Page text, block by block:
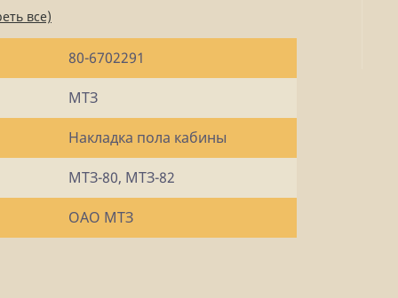
все)
80-6702291
МТЗ
Накладка пола кабины
МТЗ-80, МТЗ-82
ОАО МТЗ